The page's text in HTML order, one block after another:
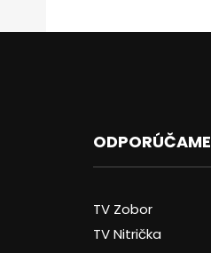
ODPORÚČAME
TV Zobor
TV Nitrička